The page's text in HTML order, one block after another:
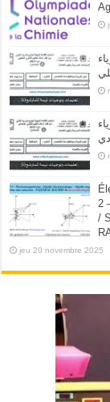
2
/
jeu 20 novembre 2025